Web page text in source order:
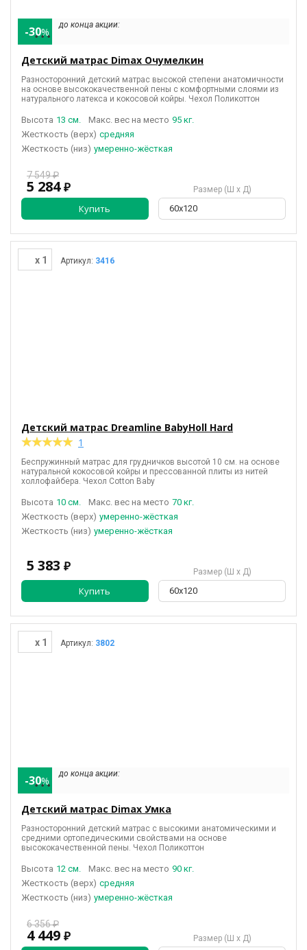
-30%
до конца акции:
Детский матрас Dimax Очумелкин
7 549 ₽
5 284₽ Размер (Ш х Д)
Купить 60х120
Разносторонний детский матрас высокой степени анатомичности
на основе высококачественной пены с комфортными слоями из
натурального латекса и кокосовой койры. Чехол Поликоттон
Высота 13 см. Макс. вес на место 95 кг.
(верх) средняя
(низ) умеренно-жёсткая
x 1 Артикул: 3416
Детский матрас Dreamline BabyHoll Hard
★
★★
★★
★★
★★
★ 1
5 383 ₽ Размер (Ш х Д)
Купить 60х120
Беспружинный матрас для грудничков высотой 10 см. на основе
натуральной кокосовой койры и прессованной плиты из нитей
холлофайбера. Чехол Cotton Baby
Высота 10 см. Макс. вес на место 70 кг.
(верх) умеренно-жёсткая
(низ) умеренно-жёсткая
-30%
до конца акции:
x 1 Артикул: 3802
Детский матрас Dimax Умка
6 356 ₽
4 449 ₽ Размер (Ш х Д)
Разносторонний детский матрас с высокими анатомическими и
средними ортопедическими свойствами на основе
высококачественной пены. Чехол Поликоттон
Высота 12 см. Макс. вес на место 90 кг.
(верх) средняя
(низ) умеренно-жёсткая